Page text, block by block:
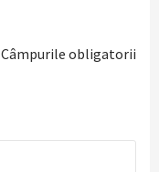
Câmpurile obligatorii